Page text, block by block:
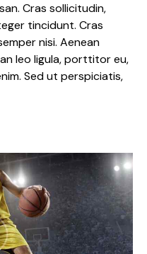
Cras sollicitudin,
tincidunt. Cras
nisi. Aenean
leo ligula, porttitor eu,
Sed ut perspiciatis,